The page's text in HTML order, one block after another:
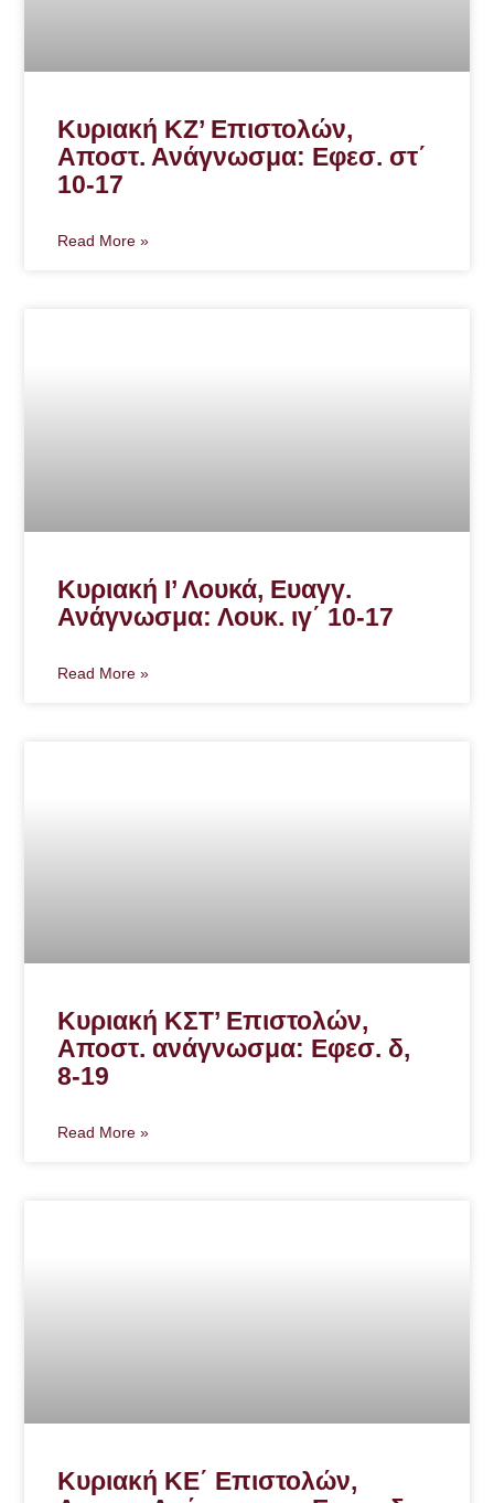
Κυριακή ΚΖ’ Επιστολών,
Αποστ. Ανάγνωσμα: Εφεσ. στ΄
10-17
Read More »
Κυριακή Ι’ Λουκά, Ευαγγ.
Ανάγνωσμα: Λουκ. ιγ΄ 10-17
Read More »
Κυριακή ΚΣΤ’ Επιστολών,
Αποστ. ανάγνωσμα: Εφεσ. δ,
8-19
Read More »
Κυριακή ΚΕ΄ Επιστολών,